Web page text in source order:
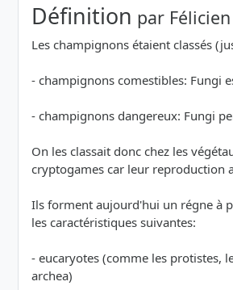
Définition par
Les champignons étaient classés
- champignons comestibles: Fungi
- champignons dangereux: Fungi
On les classait donc chez les
cryptogames car leur reproduction
Ils forment aujourd'hui un régne à
les caractéristiques suivantes:
- eucaryotes (comme les protistes,
archea)